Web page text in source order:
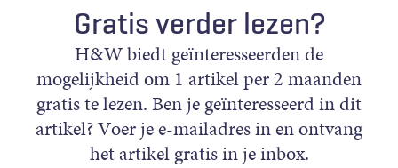
Gratis verder lezen?
H&W biedt geïnteresseerden de
mogelijkheid om 1 artikel per 2 maanden
gratis te lezen. Ben je geïnteresseerd in dit
artikel? Voer je e-mailadres in en ontvang
het artikel gratis in je inbox.